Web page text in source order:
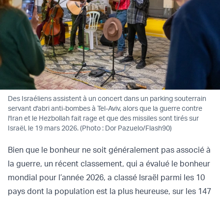
Des Israéliens assistent à un concert dans un parking souterrain
servant d'abri anti-bombes à Tel-Aviv, alors que la guerre contre
l'Iran et le Hezbollah fait rage et que des missiles sont tirés sur
Israël, le 19 mars 2026. (Photo : Dor Pazuelo/Flash90)
Bien que le bonheur ne soit généralement pas associé à
la guerre, un récent classement, qui a évalué le bonheur
mondial pour l’année 2026, a classé Israël parmi les 10
pays dont la population est la plus heureuse, sur les 147